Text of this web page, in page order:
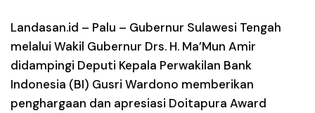
Landasan.id – Palu – Gubernur Sulawesi Tengah
melalui Wakil Gubernur Drs. H. Ma’Mun Amir
didampingi Deputi Kepala Perwakilan Bank
Indonesia (BI) Gusri Wardono memberikan
penghargaan dan apresiasi Doitapura Award